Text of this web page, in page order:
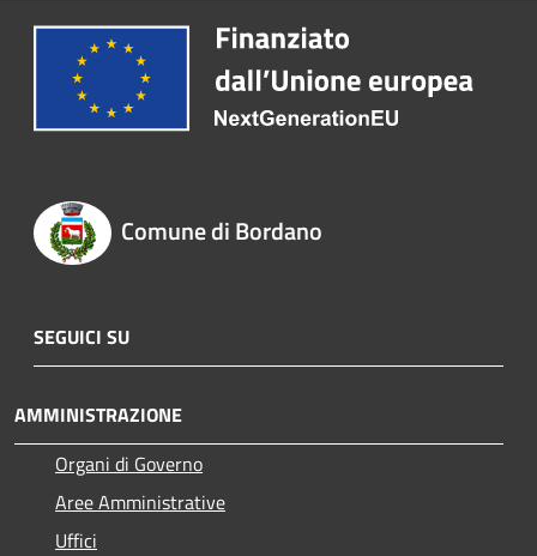
Comune di Bordano
SEGUICI SU
AMMINISTRAZIONE
Organi di Governo
Aree Amministrative
Uffici